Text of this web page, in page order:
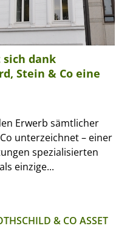
sich dank
Stein & Co eine
Erwerb sämtlicher
unterzeichnet – einer
spezialisierten
einzige...
& CO ASSET